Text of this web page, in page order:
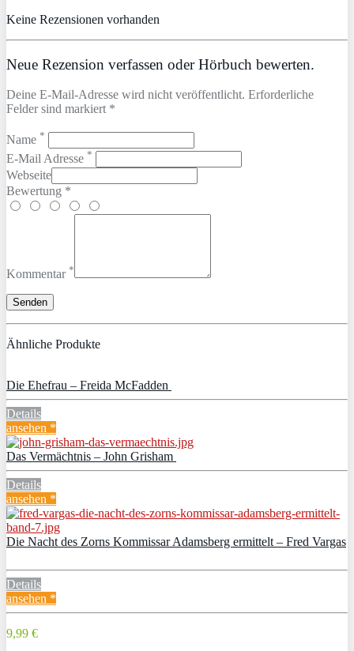
Keine Rezensionen vorhanden
Neue Rezension verfassen oder Hörbuch bewerten.
Deine E-Mail-Adresse wird nicht veröffentlicht. Erforderliche
Felder sind markiert *
Name *
E-Mail Adresse *
Webseite
Bewertung *
Kommentar *
Ähnliche Produkte
Die Ehefrau – Freida McFadden
Details
ansehen *
Das Vermächtnis – John Grisham
Details
ansehen *
Die Nacht des Zorns Kommissar Adamsberg ermittelt – Fred Vargas
Details
ansehen *
9,99 €